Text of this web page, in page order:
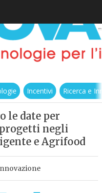
Incentivi Ricerca e
le date per
progetti negli
e Agrifood